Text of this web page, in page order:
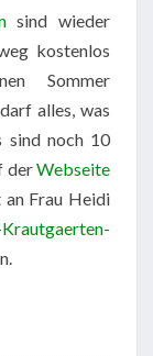
sind wieder
kostenlos
Sommer
alles, was
sind noch 10
derWebseite
Frau Heidi